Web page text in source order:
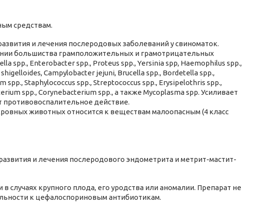
средствам.
и лечения послеродовых заболеваний у свиноматок.
большиства грамположительных и грамотрицательных
spp., Enterobacter spp., Proteus spp., Yersinia spp, Haemophilus spp.,
Campylobacter jejuni, Brucella spp., Bordetella spp.,
Staphylococcus spp., Streptococcus spp., Erysipelothris spp.,
spp., Corynebacterium spp., а также Mycoplasma spp. Усиливает
действие.
животных относится к веществам малоопасным (4 класс
и лечения послеродового эндометрита и метрит-мастит-
крупного плода, его уродства или аномалии. Препарат не
к цефалоспориновым антибиотикам.